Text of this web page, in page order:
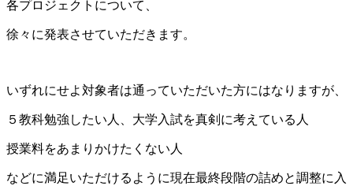
各プロジェクトについて、
徐々に発表させていただきます。
いずれにせよ対象者は通っていただいた方にはなりますが、
５教科勉強したい人、大学入試を真剣に考えている人
授業料をあまりかけたくない人
などに満足いただけるように現在最終段階の詰めと調整に入